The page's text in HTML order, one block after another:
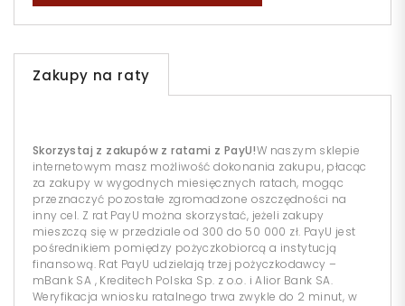
Zakupy na raty
Skorzystaj z zakupów z ratami z PayU!W naszym sklepie
internetowym masz możliwość dokonania zakupu, płacąc
za zakupy w wygodnych miesięcznych ratach, mogąc
przeznaczyć pozostałe zgromadzone oszczędności na
inny cel. Z rat PayU można skorzystać, jeżeli zakupy
mieszczą się w przedziale od 300 do 50 000 zł. PayU jest
pośrednikiem pomiędzy pożyczkobiorcą a instytucją
finansową. Rat PayU udzielają trzej pożyczkodawcy –
mBank SA , Kreditech Polska Sp. z o.o. i Alior Bank SA.
Weryfikacja wniosku ratalnego trwa zwykle do 2 minut, w